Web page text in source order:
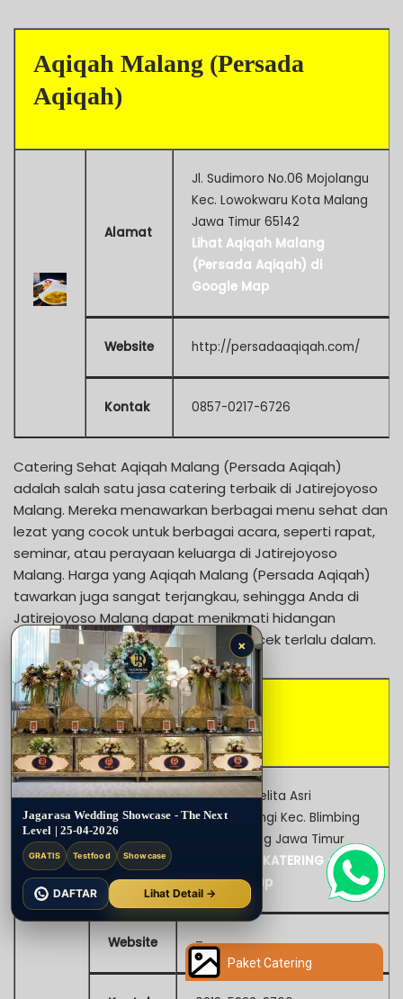
Aqiqah Malang (Persada
Aqiqah)
Alamat
Jl. Sudimoro No.06 Mojolangu
Kec. Lowokwaru Kota Malang
Jawa Timur 65142
Lihat Aqiqah Malang
(Persada Aqiqah) di
Google Map
Website http://persadaaqiqah.com/
Kontak 0857-0217-6726
Catering Sehat Aqiqah Malang (Persada Aqiqah)
adalah salah satu jasa catering terbaik di Jatirejoyoso
Malang. Mereka menawarkan berbagai menu sehat dan
lezat yang cocok untuk berbagai acara, seperti rapat,
seminar, atau perayaan keluarga di Jatirejoyoso
Malang. Harga yang Aqiqah Malang (Persada Aqiqah)
tawarkan juga sangat terjangkau, sehingga Anda di
Jatirejoyoso Malang dapat menikmati hidangan
berkualitas tanpa harus merogoh kocek terlalu dalam.
INNA KATERING
Alamat
Jl. Graha Pelita Asri
Pandanwangi Kec. Blimbing
Kota Malang Jawa Timur
Lihat INNA KATERING di
Google Map
Website –
Paket Catering
×
Jagarasa Wedding Showcase - The Next
Level | 25-04-2026
GRATIS Testfood Showcase
DAFTAR Lihat Detail →